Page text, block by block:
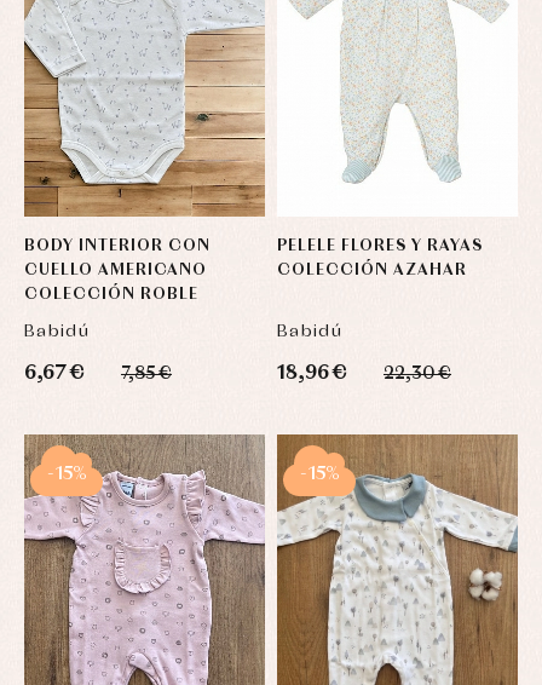
BODY INTERIOR CON
CUELLO AMERICANO
COLECCIÓN ROBLE
Babidú
6,67 € 7,85 €
PELELE FLORES Y RAYAS
COLECCIÓN AZAHAR
Babidú
18,96 € 22,30 €
-15% -15%